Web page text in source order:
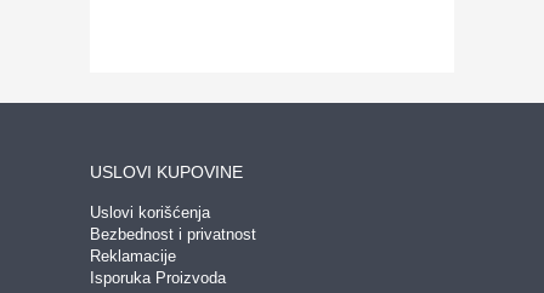
USLOVI KUPOVINE
Uslovi korišćenja
Bezbednost i privatnost
Reklamacije
Isporuka Proizvoda